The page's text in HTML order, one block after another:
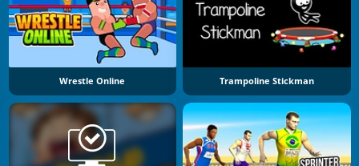
Wrestle Online Trampoline Stickman